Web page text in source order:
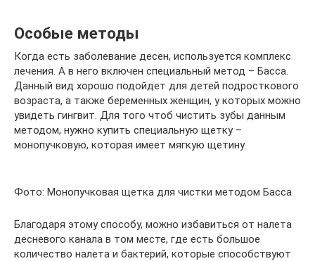
Особые методы
Когда есть заболевание десен, используется комплекс
лечения. А в него включен специальный метод – Басса.
Данный вид хорошо подойдет для детей подросткового
возраста, а также беременных женщин, у которых можно
увидеть гингвит. Для того чтоб чистить зубы данным
методом, нужно купить специальную щетку –
монопучковую, которая имеет мягкую щетину.
Фото: Монопучковая щетка для чистки методом Басса
Благодаря этому способу, можно избавиться от налета
деcневого канала в том месте, где есть большое
количество налета и бактерий, которые способствуют